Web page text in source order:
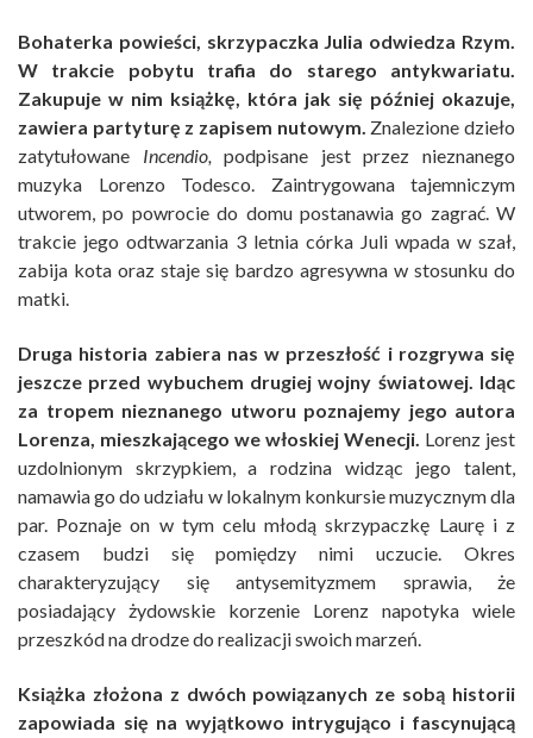
Bohaterka powieści, skrzypaczka Julia odwiedza Rzym.
W trakcie pobytu trafia do starego antykwariatu.
Zakupuje w nim książkę, która jak się później okazuje,
zawiera partyturę z zapisem nutowym. Znalezione dzieło
zatytułowane Incendio, podpisane jest przez nieznanego
muzyka Lorenzo Todesco. Zaintrygowana tajemniczym
utworem, po powrocie do domu postanawia go zagrać. W
trakcie jego odtwarzania 3 letnia córka Juli wpada w szał,
zabija kota oraz staje się bardzo agresywna w stosunku do
matki.
Druga historia zabiera nas w przeszłość i rozgrywa się
jeszcze przed wybuchem drugiej wojny światowej. Idąc
za tropem nieznanego utworu poznajemy jego autora
Lorenza, mieszkającego we włoskiej Wenecji. Lorenz jest
uzdolnionym skrzypkiem, a rodzina widząc jego talent,
namawia go do udziału w lokalnym konkursie muzycznym dla
par. Poznaje on w tym celu młodą skrzypaczkę Laurę i z
czasem budzi się pomiędzy nimi uczucie. Okres
charakteryzujący się antysemityzmem sprawia, że
posiadający żydowskie korzenie Lorenz napotyka wiele
przeszkód na drodze do realizacji swoich marzeń.
Książka złożona z dwóch powiązanych ze sobą historii
zapowiada się na wyjątkowo intrygująco i fascynującą